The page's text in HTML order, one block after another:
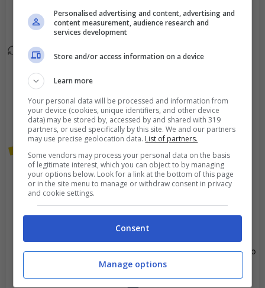
suo posto Jose
Salomon Rondon.
68'
Elias Montiel esce, al
suo posto Alan Bautista.
suo posto Sebastian
Cordova.
60'
Viene mostrato il giallo a
Sergio Barreto.
suo posto Antonio
56'
Marcel Ruiz esce, al suo
posto Jesus Angulo.
Personalised advertising and content, advertising and
content measurement, audience research and
services development
Store and/or access information on a device
Learn more
Your personal data will be processed and information from
your device (cookies, unique identifiers, and other device
data) may be stored by, accessed by and shared with 319
partners, or used specifically by this site. We and our partners
may use precise geolocation data. List of partners.
Some vendors may process your personal data on the basis
of legitimate interest, which you can object to by managing
your options below. Look for a link at the bottom of this page
or in the site menu to manage or withdraw consent in privacy
and cookie settings.
Consent
Manage options